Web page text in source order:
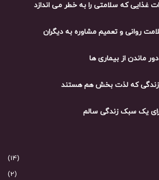
(14)
(2)